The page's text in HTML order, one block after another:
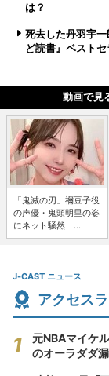
は？
死去した丹羽宇
ど読書』ベストセ
動画で見
「鬼滅の刃」禰豆子役
の声優・鬼頭明里の姿
にネット騒然 ...
J-CAST ニュース
アクセス
元NBAマイケ
のオーラダダ